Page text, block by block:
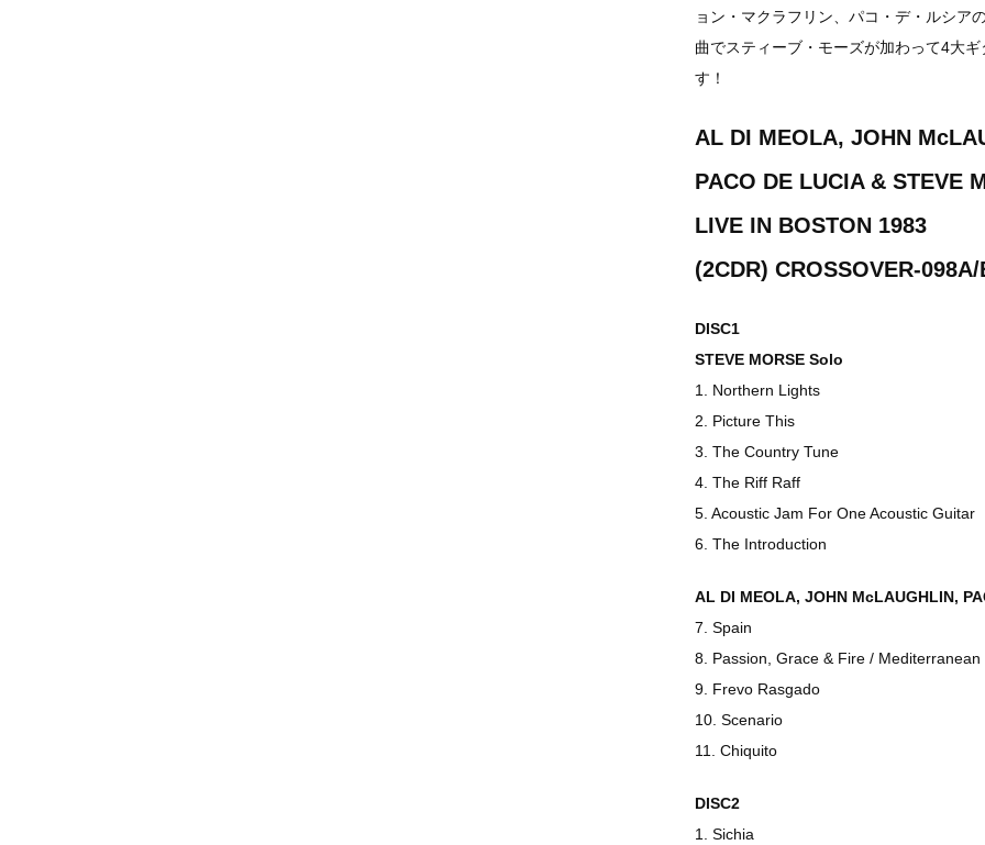
ョン・マクラフリン、パコ・デ・ルシア
曲でスティーブ・モーズが加わって4大
す！
AL DI MEOLA, JOHN
PACO DE LUCIA & STEVE
LIVE IN BOSTON 1983
(2CDR) CROSSOVER-098A/
DISC1
STEVE MORSE Solo
1. Northern Lights
2. Picture This
3. The Country Tune
4. The Riff Raff
5. Acoustic Jam For One Acoustic Guitar
6. The Introduction
AL DI MEOLA, JOHN McLAUGHLIN,
7. Spain
8. Passion, Grace & Fire / Mediterranean
9. Frevo Rasgado
10. Scenario
11. Chiquito
DISC2
1. Sichia